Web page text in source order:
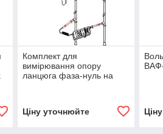
Комплект для
вимірювання опору
ланцюга фаза-нуль на
Ціну уточнюйте